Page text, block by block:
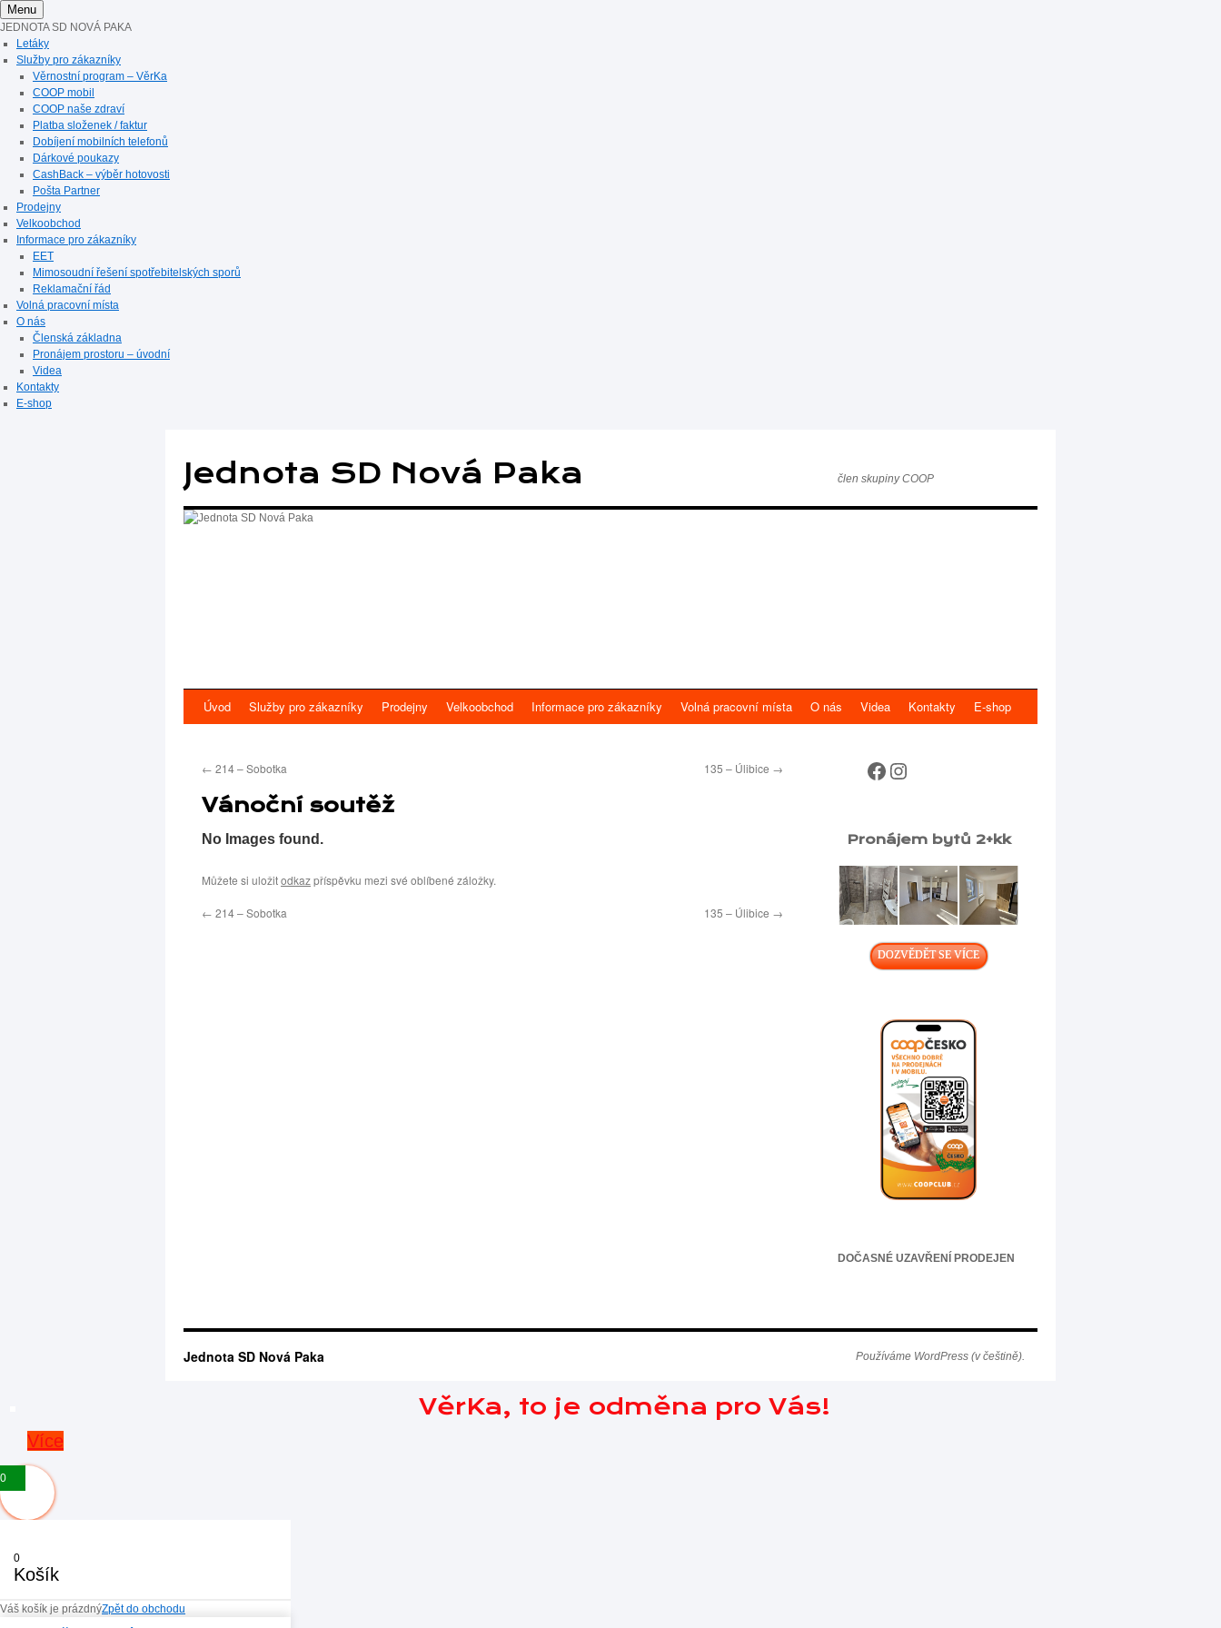
Menu
JEDNOTA SD NOVÁ PAKA
Letáky
Služby pro zákazníky
Věrnostní program – VěrKa
COOP mobil
COOP naše zdraví
Platba složenek / faktur
Dobíjení mobilních telefonů
Dárkové poukazy
CashBack – výběr hotovosti
Pošta Partner
Prodejny
Velkoobchod
Informace pro zákazníky
EET
Mimosoudní řešení spotřebitelských sporů
Reklamační řád
Volná pracovní místa
O nás
Členská základna
Pronájem prostoru – úvodní
Videa
Kontakty
E-shop
obsahu
webu
Jednota SD Nová Paka člen skupiny COOP
Úvod Služby pro zákazníky Prodejny Velkoobchod Informace pro zákazníky Volná pracovní místa O nás Videa Kontakty E-shop
← 214 – Sobotka 135 – Úlibice →
Vánoční soutěž
No Images found.
Můžete si uložitodkazpříspěvku mezi své oblíbené záložky.
← 214 – Sobotka 135 – Úlibice →
Sledujte nás na sociálních sítích!Instagram
Pronájem bytů 2+kk
DOZVĚDĚT SE VÍCE
DOČASNÉ UZAVŘENÍ PRODEJEN
Jednota SD Nová Paka Používáme WordPress (v češtině).
VěrKa, to je odměna pro Vás!
Více
0
0
Košík
Váš košík je prázdnýZpět do obchodu